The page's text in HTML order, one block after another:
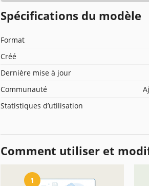
Spécifications du modèle
Format
Créé
Dernière mise à jour
Communauté
Statistiques d’utilisation
Comment utiliser et
1